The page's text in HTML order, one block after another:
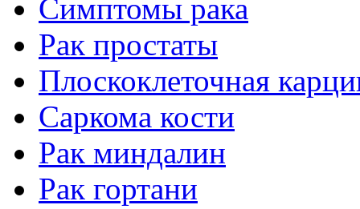
Симптомы рака
Рак простаты
Плоскоклеточная
Саркома кости
Рак миндалин
Рак гортани